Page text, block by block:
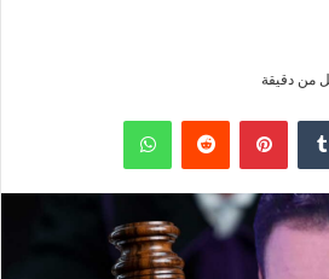
من دقيقة
بينتيريست واتساب